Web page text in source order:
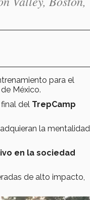
para el
México.
del TrepCamp
la mentalidad,
en la sociedad
de alto impacto,